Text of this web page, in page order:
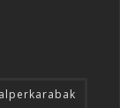
alperkarabak